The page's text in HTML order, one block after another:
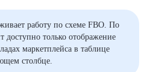
работу по схеме FBO. По
только отображение
маркетплейса в таблице
столбце.